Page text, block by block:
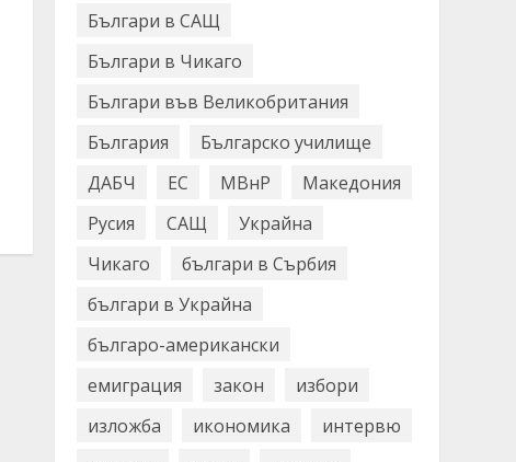
Българи в САЩ
Българи в Чикаго
Българи във Великобритания
България
Българско училище
ДАБЧ
ЕС МВнР
Македония
Русия
САЩ
Украйна
Чикаго
българи в Сърбия
българи в Украйна
българо-американски
емиграция
закон
избори
изложба
икономика
интервю